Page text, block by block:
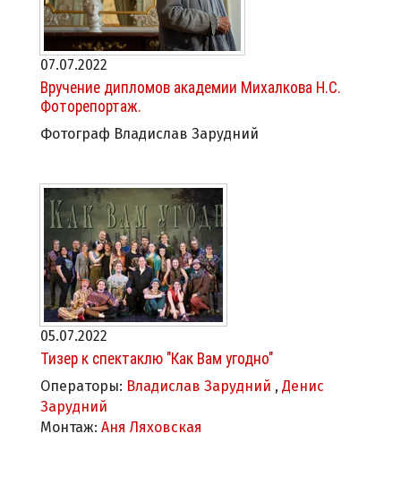
07.07.2022
Вручение дипломов академии Михалкова Н.С.
Фоторепортаж.
Фотограф Владислав Зарудний
05.07.2022
Тизер к спектаклю "Как Вам угодно"
Операторы: Владислав Зарудний , Денис
Зарудний
Монтаж: Аня Ляховская